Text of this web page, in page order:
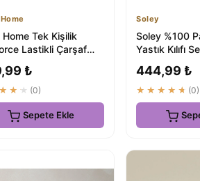
Home Tek Kişilik
Lastikli Çarşaf
₺
(0)
Sepete Ekle
Soley
Soley %100
Yastık Kılıfı
444,99 ₺
★★★★★ (0)